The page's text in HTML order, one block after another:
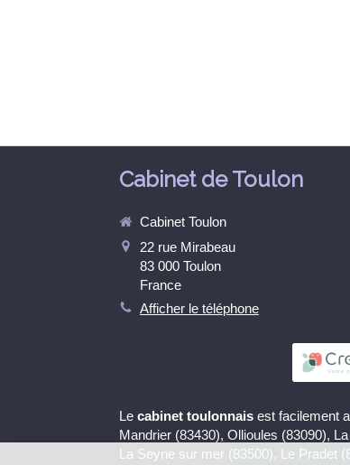
Cabinet de Toulon
Cabinet Toulon
22 rue Mirabeau
83 000 Toulon
France
Afficher le téléphone
Le cabinet toulonnais est facilement
Mandrier (83430), Ollioules (83090),
La Seyne sur mer (83500), Le Pradet
Continuer sans accepter